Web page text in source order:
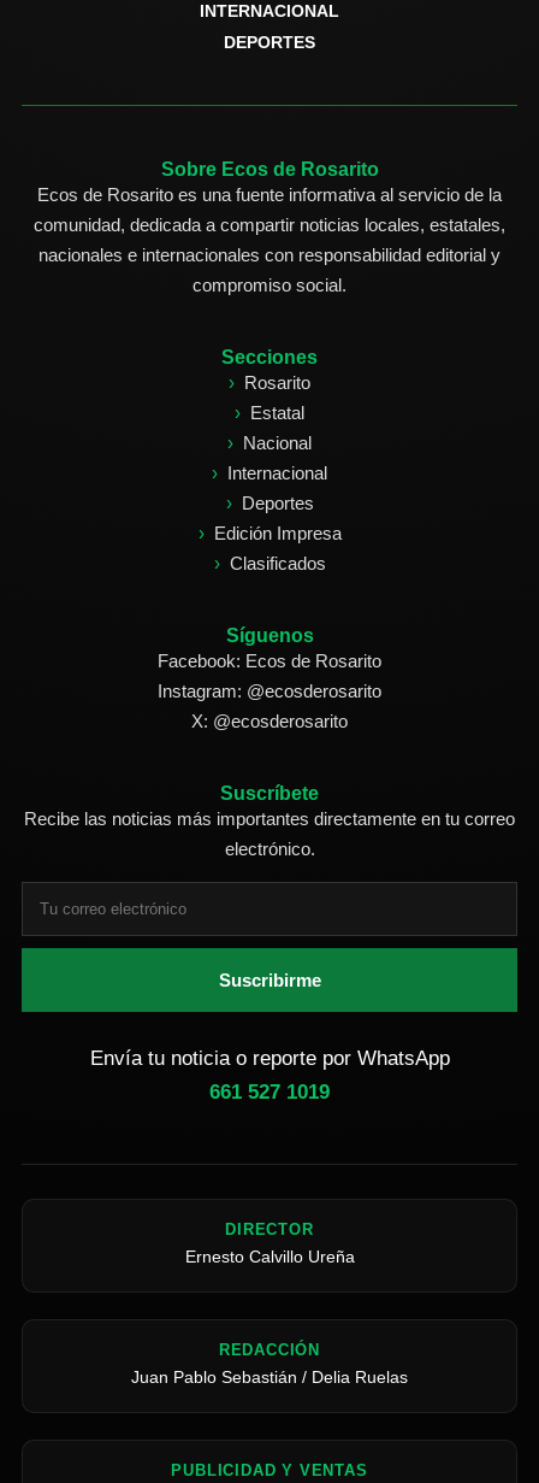
INTERNACIONAL
DEPORTES
Sobre Ecos de Rosarito
Ecos de Rosarito es una fuente informativa al servicio de la
comunidad, dedicada a compartir noticias locales, estatales,
nacionales e internacionales con responsabilidad editorial y
compromiso social.
Secciones
Rosarito
Estatal
Nacional
Internacional
Deportes
Edición Impresa
Clasificados
Síguenos
Facebook: Ecos de Rosarito
Instagram: @ecosderosarito
X: @ecosderosarito
Suscríbete
Recibe las noticias más importantes directamente en tu correo
electrónico.
Suscribirme
Envía tu noticia o reporte por WhatsApp
661 527 1019
DIRECTOR
Ernesto Calvillo Ureña
REDACCIÓN
Juan Pablo Sebastián / Delia Ruelas
PUBLICIDAD Y VENTAS